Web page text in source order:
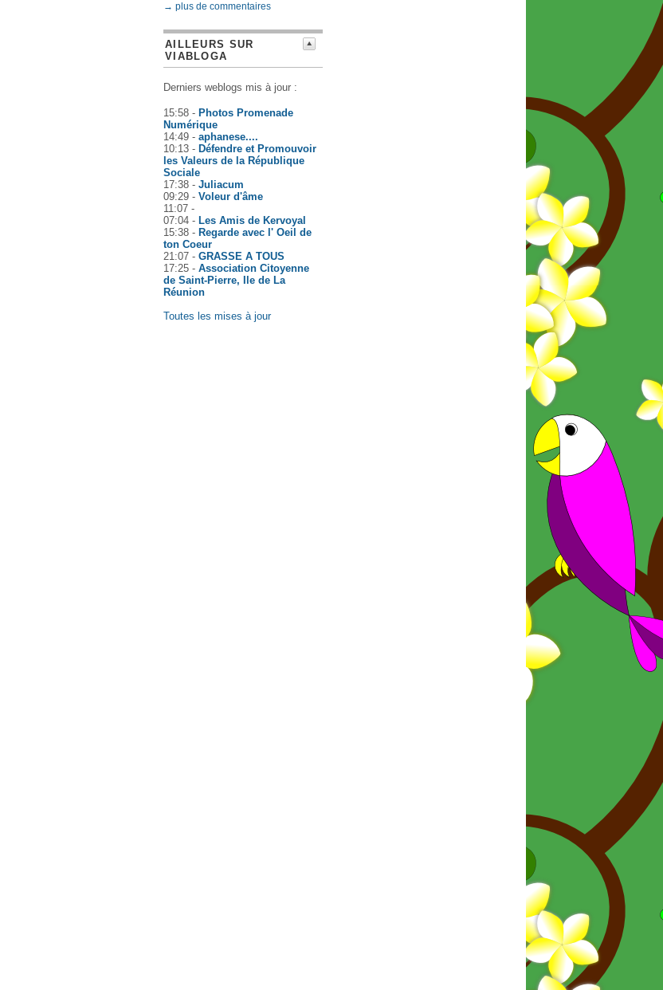
→ plus de commentaires
AILLEURS SUR
VIABLOGA
Derniers weblogs mis à jour :
15:58 - Photos Promenade
Numérique
14:49 - aphanese....
10:13 - Défendre et Promouvoir
les Valeurs de la République
Sociale
17:38 - Juliacum
09:29 - Voleur d'âme
11:07 -
07:04 - Les Amis de Kervoyal
15:38 - Regarde avec l' Oeil de
ton Coeur
21:07 - GRASSE A TOUS
17:25 - Association Citoyenne
de Saint-Pierre, Ile de La
Réunion
Toutes les mises à jour